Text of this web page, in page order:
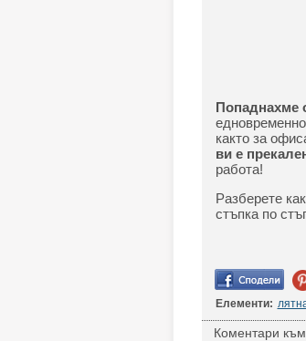
Попаднахме
както за
ви е
работа!
Разберете
стъпка по
Елементи:
Коментари към